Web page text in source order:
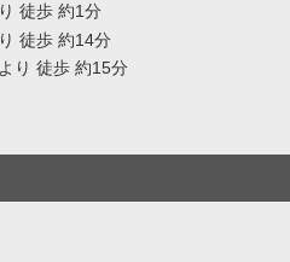
徒歩 約1分
徒歩 約14分
り 徒歩 約15分